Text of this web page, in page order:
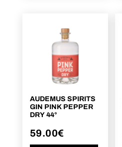
AUDEMUS SPIRITS
GIN PINK PEPPER
DRY 44°
59.00€